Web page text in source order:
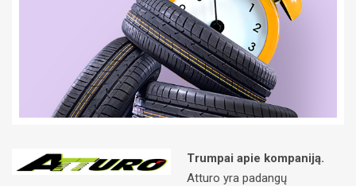
Trumpai apie kompaniją.
Atturo yra padangų